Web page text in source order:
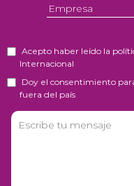
Acepto haber leído la
Internacional
Doy el consentimiento
fuera del país